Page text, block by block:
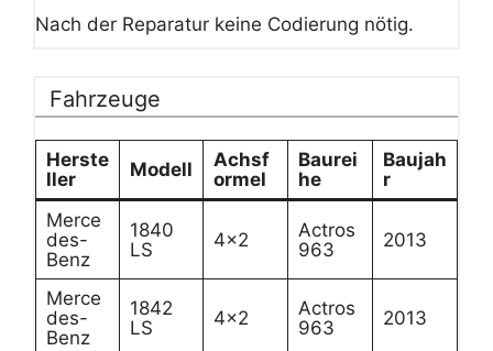
Nach der Reparatur keine Codierung nötig.
Fahrzeuge
Herste
ller
Modell
Achsf
ormel
Baurei
he
Baujah
r
Merce
des-
Benz
1840
LS
4×2
Actros
963
2013
Merce
des-
Benz
1842
LS
4×2
Actros
963
2013